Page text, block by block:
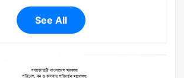
See All